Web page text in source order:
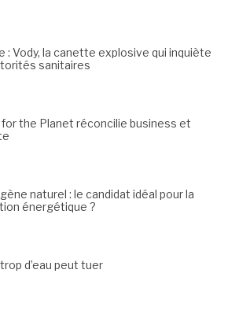
: Vody, la canette explosive qui inquiète
sanitaires
for the Planet réconcilie business et
naturel : le candidat idéal pour la
énergétique ?
d’eau peut tuer